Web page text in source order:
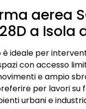
aerea
a Isola
ideale per
con accesso
e ampio
per lavori su
urbani e